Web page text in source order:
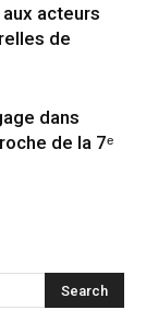
acteurs
de
dans
de la 7ᵉ